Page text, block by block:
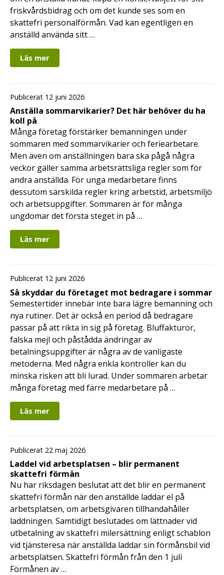
friskvårdsbidrag och om det kunde ses som en
skattefri personalförmån. Vad kan egentligen en
anställd använda sitt …
Läs mer
Publicerat 12 juni 2026
Anställa sommarvikarier? Det här behöver du ha
koll på
Många företag förstärker bemanningen under
sommaren med sommarvikarier och feriearbetare.
Men även om anställningen bara ska pågå några
veckor gäller samma arbetsrättsliga regler som för
andra anställda. För unga medarbetare finns
dessutom särskilda regler kring arbetstid, arbetsmiljö
och arbetsuppgifter. Sommaren är för många
ungdomar det första steget in på …
Läs mer
Publicerat 12 juni 2026
Så skyddar du företaget mot bedragare i sommar
Semestertider innebär inte bara lägre bemanning och
nya rutiner. Det är också en period då bedragare
passar på att rikta in sig på företag. Bluffakturor,
falska mejl och påstådda ändringar av
betalningsuppgifter är några av de vanligaste
metoderna. Med några enkla kontroller kan du
minska risken att bli lurad. Under sommaren arbetar
många företag med färre medarbetare på …
Läs mer
Publicerat 22 maj 2026
Laddel vid arbetsplatsen – blir permanent
skattefri förmån
Nu har riksdagen beslutat att det blir en permanent
skattefri förmån när den anställde laddar el på
arbetsplatsen, om arbetsgivaren tillhandahåller
laddningen. Samtidigt beslutades om lättnader vid
utbetalning av skattefri milersättning enligt schablon
vid tjänsteresa när anställda laddar sin förmånsbil vid
arbetsplatsen. Skattefri förmån från den 1 juli
Förmånen av …